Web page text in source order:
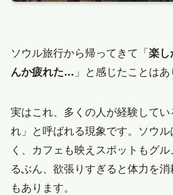
ソウル旅行から帰ってきて「 楽し
んか疲れた… 」と感じたことはあ
実はこれ、多くの人が経験してい
れ」と呼ばれる現象です。ソウル
く、カフェも映えスポットもグ
るぶん、欲張りすぎると体力を
もあります。